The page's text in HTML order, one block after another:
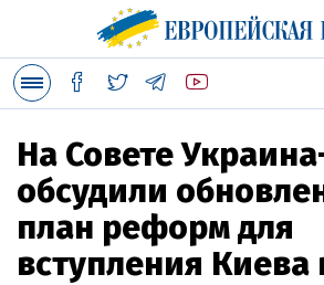
На Совете
обсудили
план реформ для
вступления Киева